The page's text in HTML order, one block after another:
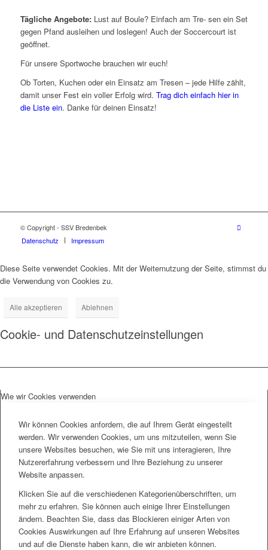
Tägliche Angebote:Lust auf Boule? Einfach am Tre- sen ein Set
gegen Pfand ausleihen und loslegen! Auch der Soccercourt ist
geöffnet.
Für unsere Sportwoche brauchen wir euch!
Ob Torten, Kuchen oder ein Einsatz am Tresen – jede Hilfe zählt,
damit unser Fest ein voller Erfolg wird. Trag dich einfach hier in
die Liste ein. Danke für deinen Einsatz!
© Copyright - SSV Bredenbek
Datenschutz
Impressum
Diese Seite verwendet Cookies. Mit der Weiternutzung der Seite, stimmst du
die Verwendung von Cookies zu.
Alle akzeptieren Ablehnen
Cookie- und Datenschutzeinstellungen
Wie wir Cookies verwenden
Wir können Cookies anfordern, die auf Ihrem Gerät eingestellt
werden. Wir verwenden Cookies, um uns mitzuteilen, wenn Sie
unsere Websites besuchen, wie Sie mit uns interagieren, Ihre
Nutzererfahrung verbessern und Ihre Beziehung zu unserer
Website anpassen.
Klicken Sie auf die verschiedenen Kategorienüberschriften, um
mehr zu erfahren. Sie können auch einige Ihrer Einstellungen
ändern. Beachten Sie, dass das Blockieren einiger Arten von
Cookies Auswirkungen auf Ihre Erfahrung auf unseren Websites
und auf die Dienste haben kann, die wir anbieten können.